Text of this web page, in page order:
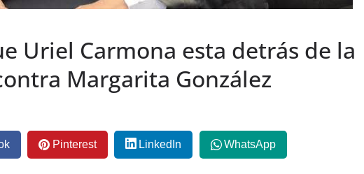
Uriel Carmona esta detrás de la
Margarita González
Pinterest LinkedIn WhatsApp